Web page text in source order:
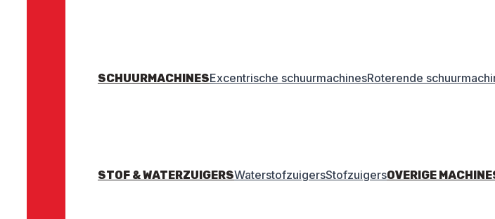
SCHUURMACHINESExcentrische schuurmachinesRoterende
STOF & WATERZUIGERSWaterstofzuigersStofzuigersOVERIGE